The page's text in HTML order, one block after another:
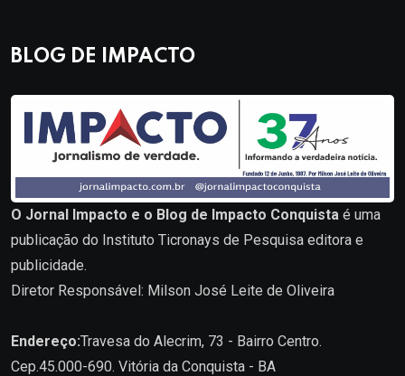
BLOG DE IMPACTO
O Jornal Impacto e o Blog de Impacto Conquista é uma
publicação do Instituto Ticronays de Pesquisa editora e
publicidade.
Diretor Responsável: Milson José Leite de Oliveira
Endereço:Travesa do Alecrim, 73 - Bairro Centro.
Cep.45.000-690. Vitória da Conquista - BA